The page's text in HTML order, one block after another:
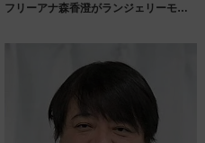
フリーアナ森香澄がランジェリーモデ